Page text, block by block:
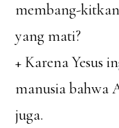
membang-
yang mati?
+ Karena Yesus
manusia bahwa
juga.